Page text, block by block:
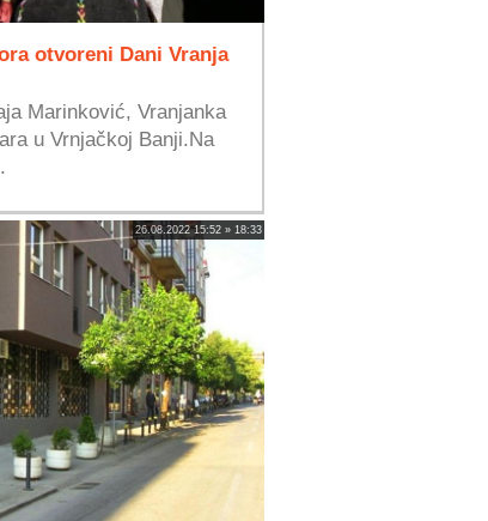
otvoreni Dani Vranja
Marinković, Vranjanka
u Vrnjačkoj Banji.Na
26.08.2022 15:52 » 18:33